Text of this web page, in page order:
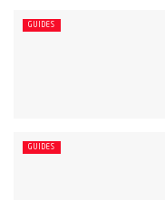
GUIDES
GUIDES